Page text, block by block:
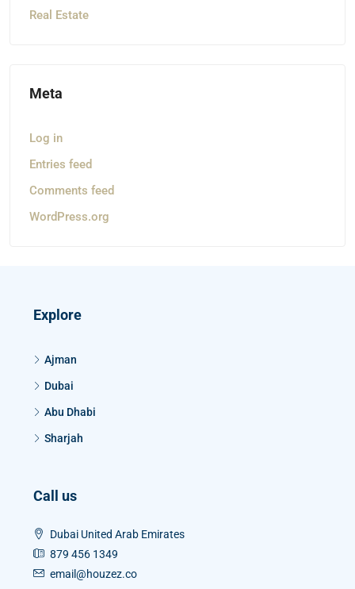
Real Estate
Meta
Log in
Entries feed
Comments feed
WordPress.org
Explore
Ajman
Dubai
Abu Dhabi
Sharjah
Call us
Dubai United Arab Emirates
879 456 1349
email@houzez.co